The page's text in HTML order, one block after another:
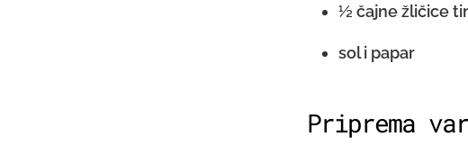
½ čajne žličice
sol i papar
Priprema